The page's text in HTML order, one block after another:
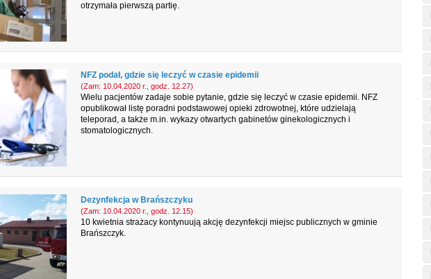
otrzymała pierwszą partię.
NFZ podał, gdzie się leczyć w czasie epidemii
(Zam: 10.04.2020 r., godz. 12.27)
Wielu pacjentów zadaje sobie pytanie, gdzie się leczyć w czasie epidemii. NFZ
opublikował listę poradni podstawowej opieki zdrowotnej, które udzielają
teleporad, a także m.in. wykazy otwartych gabinetów ginekologicznych i
stomatologicznych.
Dezynfekcja w Brańszczyku
(Zam: 10.04.2020 r., godz. 12.15)
10 kwietnia strażacy kontynuują akcję dezynfekcji miejsc publicznych w gminie
Brańszczyk.